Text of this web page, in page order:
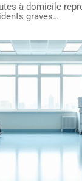
à domicile
graves…